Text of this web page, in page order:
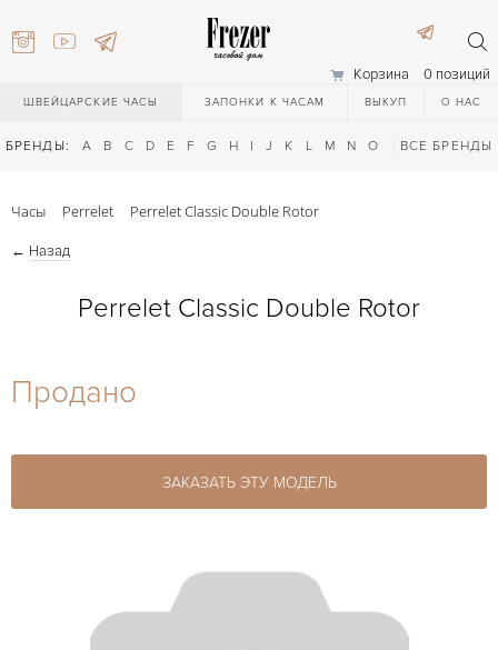
Корзина 0 позиций
ШВЕЙЦАРСКИЕ ЧАСЫ ЗАПОНКИ К ЧАСАМ ВЫКУП О НАС
БРЕНДЫ: A B C D E F G H I J K L M N O Q R S T
ВСЕ БРЕНДЫ
27-44
27-44
Часы Perrelet Perrelet Classic Double Rotor
← Назад
Perrelet Classic Double Rotor
Продано
ЗАКАЗАТЬ ЭТУ МОДЕЛЬ